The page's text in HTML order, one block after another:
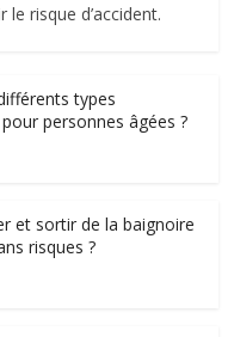
risque d’accident.
types
personnes âgées ?
et sortir de la baignoire
risques ?